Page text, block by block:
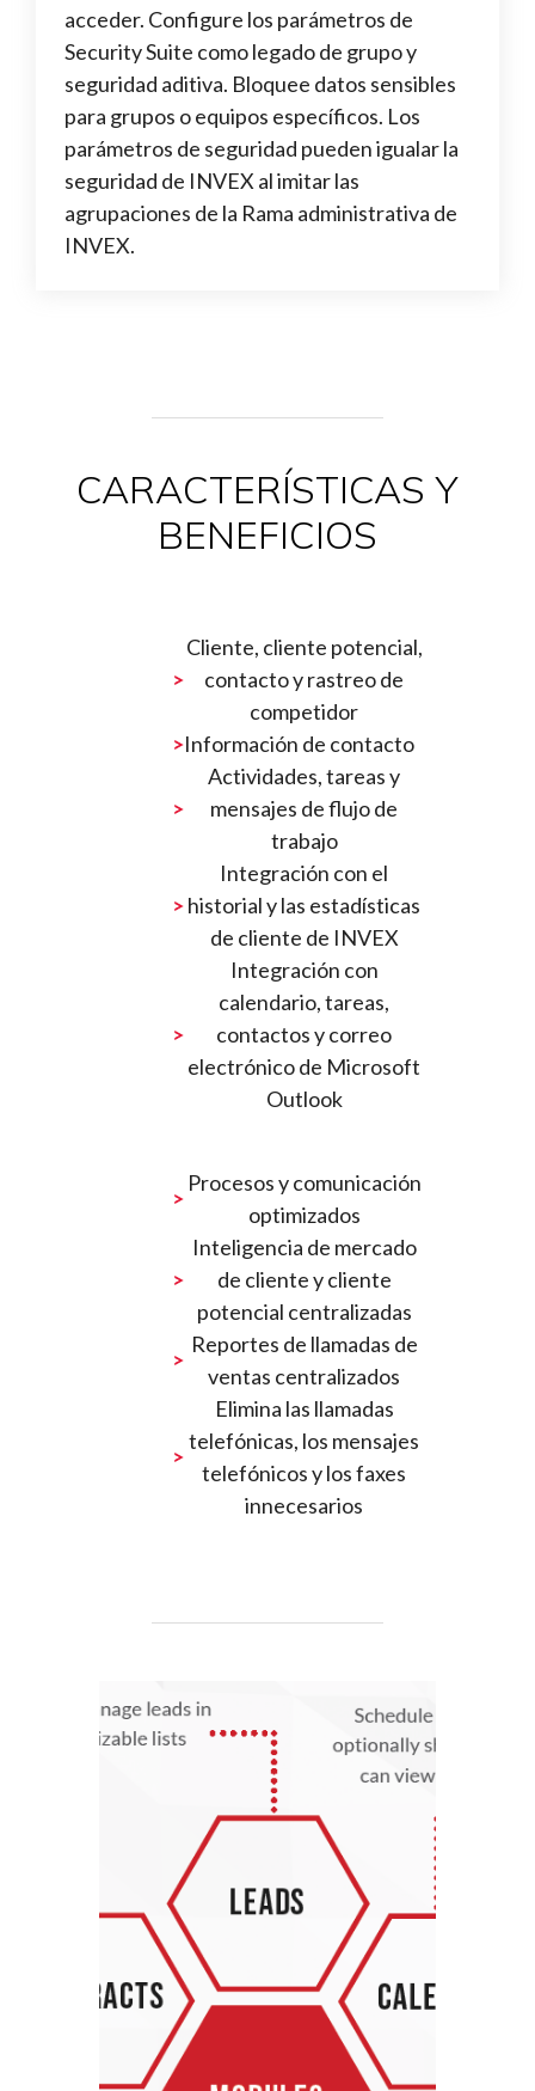
acceder. Configure los parámetros de
Security Suite como legado de grupo y
seguridad aditiva. Bloquee datos sensibles
para grupos o equipos específicos. Los
parámetros de seguridad pueden igualar la
seguridad de INVEX al imitar las
agrupaciones de la Rama administrativa de
INVEX.
CARACTERÍSTICAS Y
BENEFICIOS
Cliente, cliente potencial,
contacto y rastreo de
competidor
Información de contacto
Actividades, tareas y
mensajes de flujo de
trabajo
Integración con el
historial y las estadísticas
de cliente de INVEX
Integración con
calendario, tareas,
contactos y correo
electrónico de Microsoft
Outlook
Procesos y comunicación
optimizados
Inteligencia de mercado
de cliente y cliente
potencial centralizadas
Reportes de llamadas de
ventas centralizados
Elimina las llamadas
telefónicas, los mensajes
telefónicos y los faxes
innecesarios